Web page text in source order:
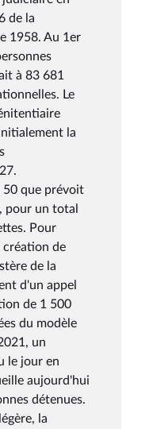
de la
1958. Au 1er
à 83 681
Le
la
50 que prévoit
pour un total
Pour
création de
de la
d'un appel
de 1 500
du modèle
un
le jour en
aujourd'hui
détenues.
la